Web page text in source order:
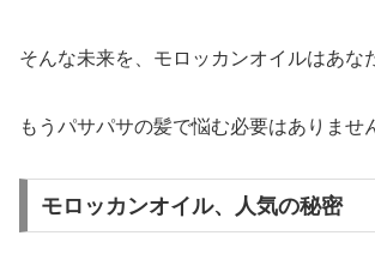
そんな未来を、モロッカンオイルはあな
もうパサパサの髪で悩む必要はありませ
モロッカンオイル、人気の秘密